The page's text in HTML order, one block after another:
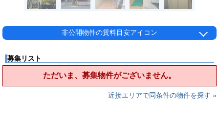
非公開物件の賃料目安アイコン
募集リスト
ただいま、募集物件がございません。
近接エリアで同条件の物件を探す »